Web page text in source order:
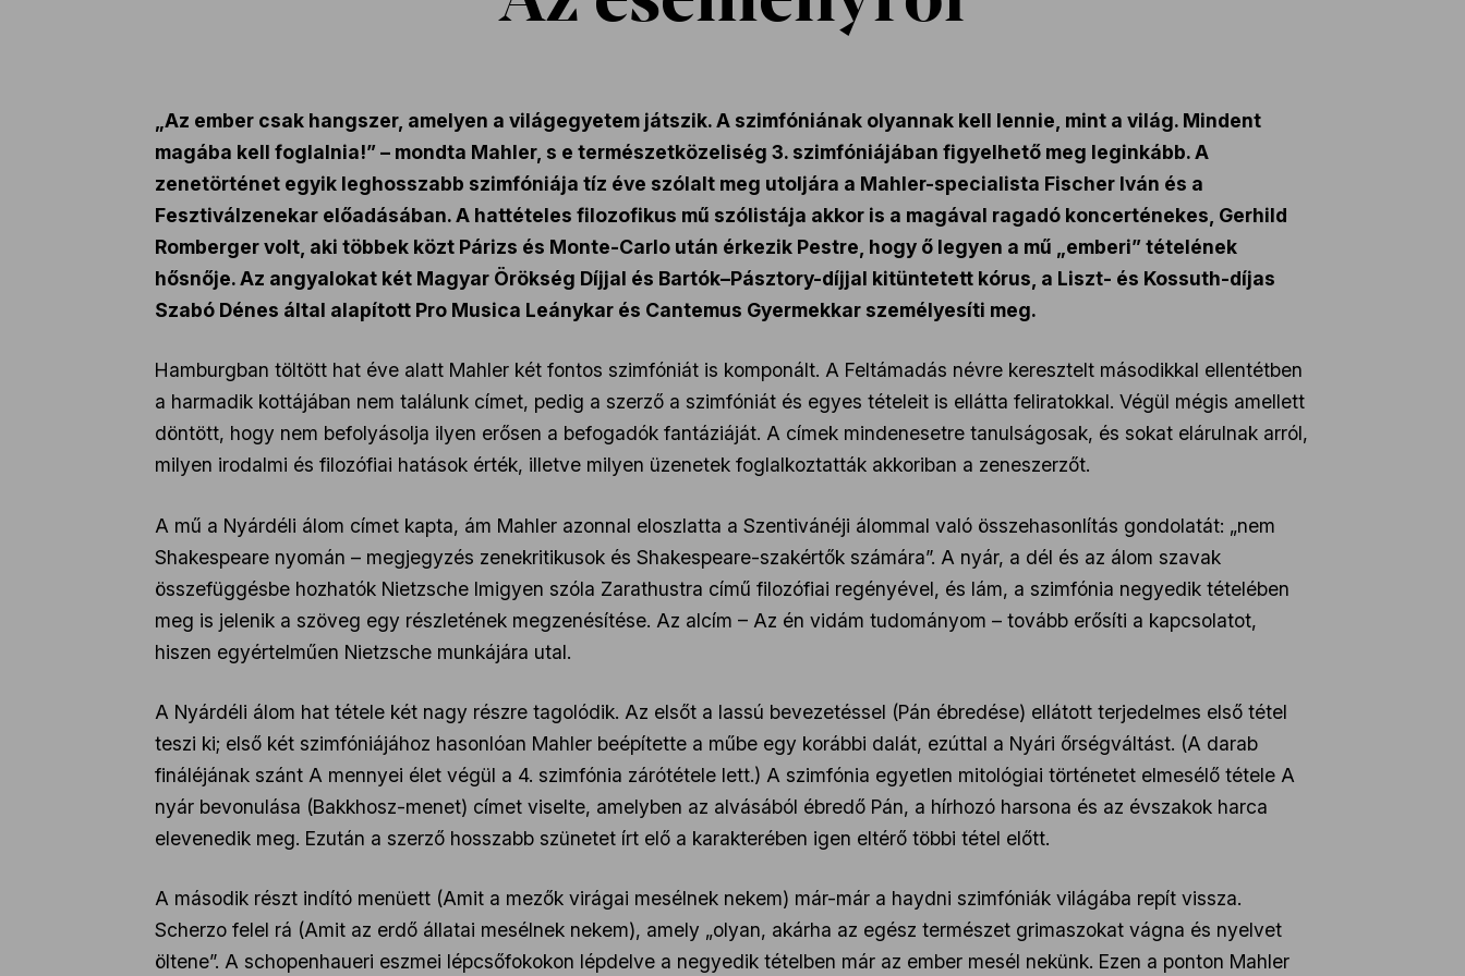
„Az ember csak hangszer, amelyen a világegyetem játszik. A szimfóniának olyannak kell lennie, mint a világ. Mindent
magába kell foglalnia!” – mondta Mahler, s e természetközeliség 3. szimfóniájában figyelhető meg leginkább. A
zenetörténet egyik leghosszabb szimfóniája tíz éve szólalt meg utoljára a Mahler-specialista Fischer Iván és a
Fesztiválzenekar előadásában. A hattételes filozofikus mű szólistája akkor is a magával ragadó koncerténekes, Gerhild
Romberger volt, aki többek közt Párizs és Monte-Carlo után érkezik Pestre, hogy ő legyen a mű „emberi” tételének
hősnője. Az angyalokat két Magyar Örökség Díjjal és Bartók–Pásztory-díjjal kitüntetett kórus, a Liszt- és Kossuth-díjas
Szabó Dénes által alapított Pro Musica Leánykar és Cantemus Gyermekkar személyesíti meg.
Hamburgban töltött hat éve alatt Mahler két fontos szimfóniát is komponált. A Feltámadás névre keresztelt másodikkal ellentétben
a harmadik kottájában nem találunk címet, pedig a szerző a szimfóniát és egyes tételeit is ellátta feliratokkal. Végül mégis amellett
döntött, hogy nem befolyásolja ilyen erősen a befogadók fantáziáját. A címek mindenesetre tanulságosak, és sokat elárulnak arról,
milyen irodalmi és filozófiai hatások érték, illetve milyen üzenetek foglalkoztatták akkoriban a zeneszerzőt.
A mű a Nyárdéli álom címet kapta, ám Mahler azonnal eloszlatta a Szentivánéji álommal való összehasonlítás gondolatát: „nem
Shakespeare nyomán – megjegyzés zenekritikusok és Shakespeare-szakértők számára”. A nyár, a dél és az álom szavak
összefüggésbe hozhatók Nietzsche Imigyen szóla Zarathustra című filozófiai regényével, és lám, a szimfónia negyedik tételében
meg is jelenik a szöveg egy részletének megzenésítése. Az alcím – Az én vidám tudományom – tovább erősíti a kapcsolatot,
hiszen egyértelműen Nietzsche munkájára utal.
A Nyárdéli álom hat tétele két nagy részre tagolódik. Az elsőt a lassú bevezetéssel (Pán ébredése) ellátott terjedelmes első tétel
teszi ki; első két szimfóniájához hasonlóan Mahler beépítette a műbe egy korábbi dalát, ezúttal a Nyári őrségváltást. (A darab
fináléjának szánt A mennyei élet végül a 4. szimfónia zárótétele lett.) A szimfónia egyetlen mitológiai történetet elmesélő tétele A
nyár bevonulása (Bakkhosz-menet) címet viselte, amelyben az alvásából ébredő Pán, a hírhozó harsona és az évszakok harca
elevenedik meg. Ezután a szerző hosszabb szünetet írt elő a karakterében igen eltérő többi tétel előtt.
A második részt indító menüett (Amit a mezők virágai mesélnek nekem) már-már a haydni szimfóniák világába repít vissza.
Scherzo felel rá (Amit az erdő állatai mesélnek nekem), amely „olyan, akárha az egész természet grimaszokat vágna és nyelvet
öltene”. A schopenhaueri eszmei lépcsőfokokon lépdelve a negyedik tételben már az ember mesél nekünk. Ezen a ponton Mahler